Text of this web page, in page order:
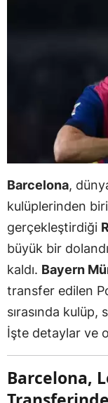
Barcelona,
kulüplerinden
gerçekleştirdiği
büyük bir
kaldı. Bayern
transfer edilen
sırasında
İşte detaylar ve
Barcelona,